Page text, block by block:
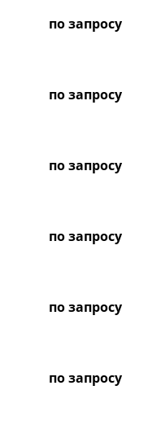
по запросу
по запросу
по запросу
по запросу
по запросу
по запросу